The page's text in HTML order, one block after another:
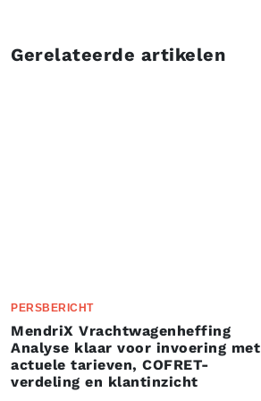
Gerelateerde artikelen
PERSBERICHT
MendriX Vrachtwagenheffing
Analyse klaar voor invoering met
actuele tarieven, COFRET-
verdeling en klantinzicht